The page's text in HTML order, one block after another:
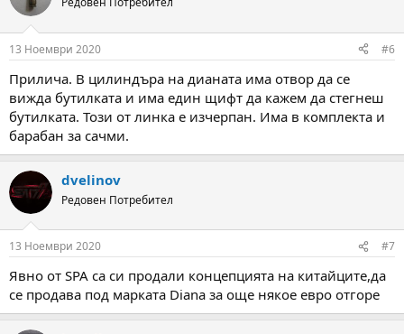
i
s
13 Ноември 2020 #6
Прилича. В цилиндъра на дианата има отвор да се
вижда бутилката и има един щифт да кажем да стегнеш
бутилката. Този от линка е изчерпан. Има в комплекта и
барабан за сачми.
dvelinov
Редовен Потребител
13 Ноември 2020 #7
Явно от SPA са си продали концепцията на китайците,да
се продава под марката Diana за още някое евро отгоре